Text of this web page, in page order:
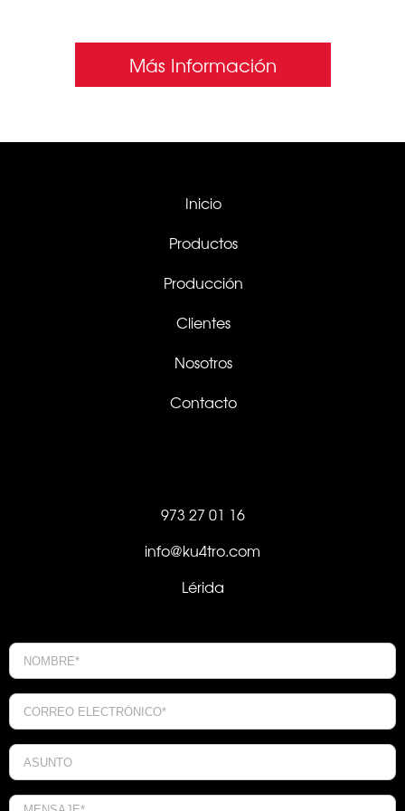
Más Información
Inicio
Productos
Producción
Clientes
Nosotros
Contacto
973 27 01 16
info@ku4tro.com
Lérida